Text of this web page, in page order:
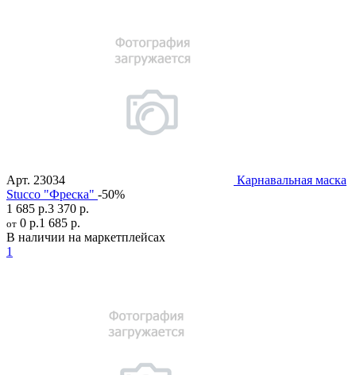
Арт. 23034
Карнавальная маска
Stucco "Фреска" -50%
1 685 р.3 370 р.
от 0 р.1 685 р.
В наличии на маркетплейсах
1